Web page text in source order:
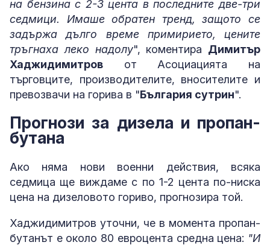
на бензина с 2-3 цента в последните две-три
седмици. Имаше обратен тренд, защото се
задържа дълго време примирието, цените
тръгнаха леко надолу", коментира Димитър
Хаджидимитров от Асоциацията на
търговците, производителите, вносителите и
превозвачи на горива в "България сутрин".
Прогнози за дизела и пропан-
бутана
Ако няма нови военни действия, всяка
седмица ще виждаме с по 1-2 цента по-ниска
цена на дизеловото гориво, прогнозира той.
Хаджидимитров уточни, че в момента пропан-
бутанът е около 80 евроцента средна цена: "И